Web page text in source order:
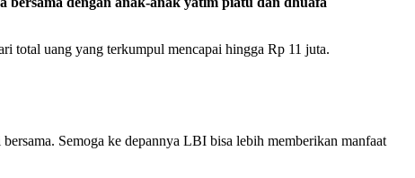
total uang yang terkumpul mencapai hingga Rp 11 juta.
Semoga ke depannya LBI bisa lebih memberikan manfaat